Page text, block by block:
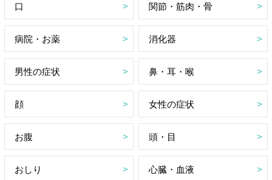
口 関節・筋肉・骨
病院・お薬 消化器
男性の症状 鼻・耳・喉
顔 女性の症状
お腹 頭・目
おしり 心臓・血液